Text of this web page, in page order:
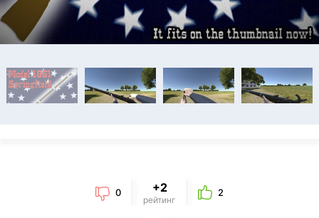
0 +2
рейтинг
2